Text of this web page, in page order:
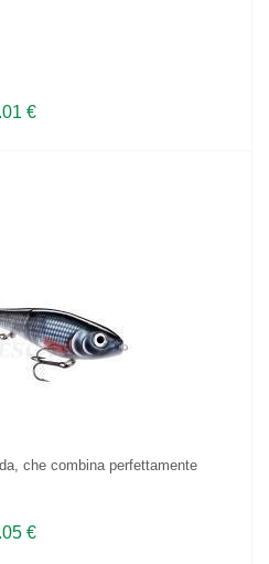
€
che combina perfettamente
€